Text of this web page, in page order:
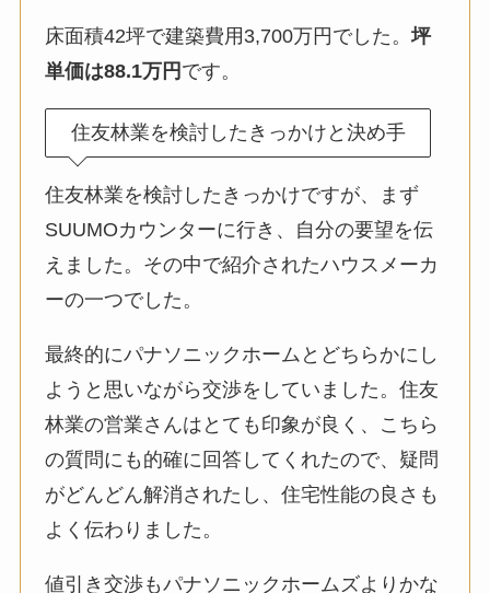
床面積42坪で建築費用3,700万円でした。坪
単価は88.1万円 です。
住友林業を検討したきっかけと決め手
住友林業を検討したきっかけですが、まず
SUUMOカウンターに行き、自分の要望を伝
えました。その中で紹介されたハウスメーカ
ーの一つでした。
最終的にパナソニックホームとどちらかにし
ようと思いながら交渉をしていました。住友
林業の営業さんはとても印象が良く、こちら
の質問にも的確に回答してくれたので、疑問
がどんどん解消されたし、住宅性能の良さも
よく伝わりました。
値引き交渉もパナソニックホームズよりかな